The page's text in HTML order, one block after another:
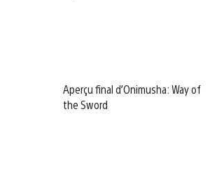
Aperçu final d’Onimusha: Way of
the Sword